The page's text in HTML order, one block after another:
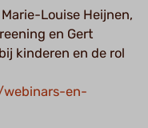
Louise Heijnen,
en Gert
kinderen en de rol
en-